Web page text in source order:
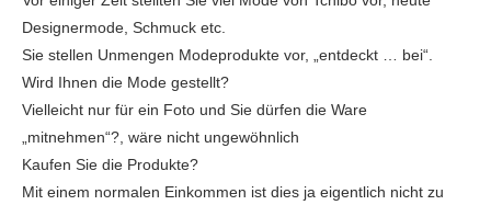
Designermode, Schmuck etc.
Sie stellen Unmengen Modeprodukte vor, „entdeckt … bei“.
Wird Ihnen die Mode gestellt?
Vielleicht nur für ein Foto und Sie dürfen die Ware
„mitnehmen“?, wäre nicht ungewöhnlich
Kaufen Sie die Produkte?
Mit einem normalen Einkommen ist dies ja eigentlich nicht zu